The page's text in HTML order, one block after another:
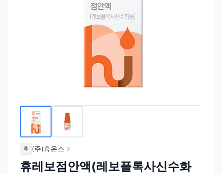
휴 (주)휴온스
휴레보점안액(레보플록사신수화